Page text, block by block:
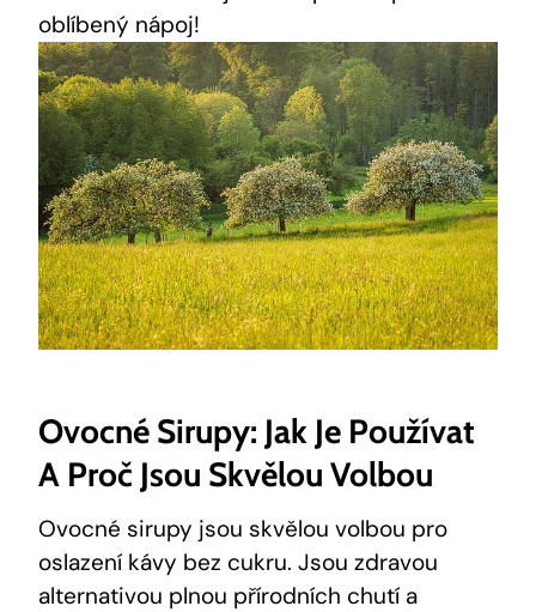
oblíbený nápoj!
Ovocné Sirupy: Jak Je Používat
A Proč Jsou Skvělou Volbou
Ovocné sirupy jsou skvělou volbou pro
oslazení kávy bez cukru. Jsou zdravou
alternativou plnou přírodních chutí a